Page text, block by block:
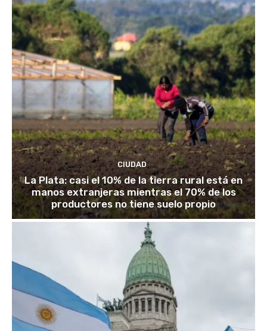
CIUDAD
La Plata: casi el 10% de la tierra rural está en
manos extranjeras mientras el 70% de los
productores no tiene suelo propio